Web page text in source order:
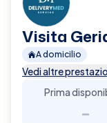
Visita
A domicilio
Vedi altre
Prima
-